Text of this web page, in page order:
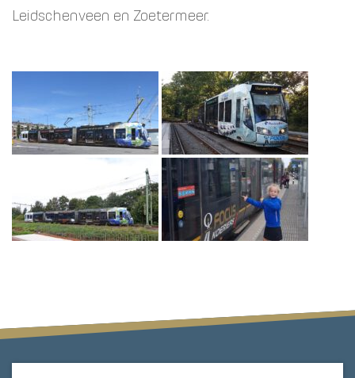
Leidschenveen en Zoetermeer.